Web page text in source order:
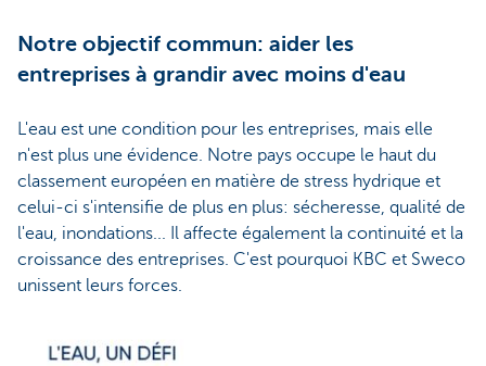
Notre objectif commun: aider les
entreprises à grandir avec moins d'eau
L'eau est une condition pour les entreprises, mais elle
n'est plus une évidence. Notre pays occupe le haut du
classement européen en matière de stress hydrique et
celui-ci s'intensifie de plus en plus: sécheresse, qualité de
l'eau, inondations... Il affecte également la continuité et la
croissance des entreprises. C'est pourquoi KBC et Sweco
unissent leurs forces.